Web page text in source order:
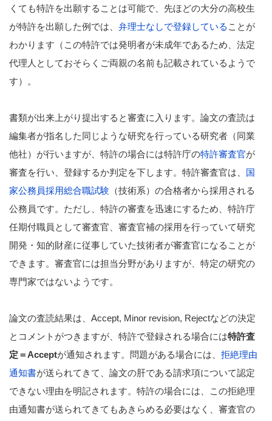
くても特許を出願することは可能で、先ほどの大分の高校生
が特許を出願した例では、 弁理士なしで登録している ことが
わかります（この特許では発明者が未成年であるため、法定
代理人としておそらくご両親の名前も記載されているようで
す）。
書類が出来上がり提出すると審査に入ります。論文の査読は
編集者が指名した同じような研究を行っている研究者（同業
他社）が行いますが、特許の場合には特許庁の特許審査官が
審査を行い、登録するか判定を下します。特許審査官は、 国
家公務員採用総合職試験 （技術系）の合格者から採用される
公務員です。ただし、特許の審査を迅速にするため、特許庁
任期付職員として審査官、審査官補の採用を行っていて研究
開発・知的財産に従事していた技術者が審査官になることが
できます。審査官には担当分野がありますが、特定の研究の
専門家ではないようです。
論文の査読結果は、Accept, Minor revision, Rejectなどの決定
とコメントがつきますが、特許で登録される場合には特許査
定＝Acceptが通知されます。問題がある場合には、 拒絶理由
通知書が送られてきて、論文の肝である請求項について認定
できない理由を明記されます。特許の場合には、この拒絶理
由通知書が送られてきてもあきらめる必要はなく、審査官の